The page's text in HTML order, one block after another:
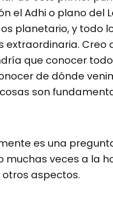
el Adhi o plano del
planetario, y todo
extraordinaria.
que conocer
de dónde
son
es una
muchas veces a la
aspectos.